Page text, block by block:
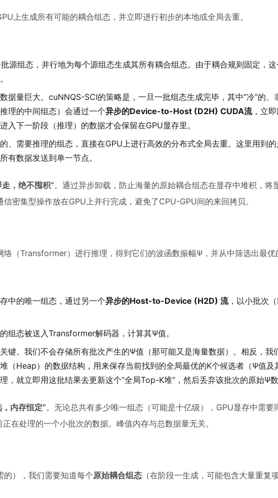
上生成所有可能的耦合组态，并立即进行初步的本地或全局去重。
批源组态，并行地为每个源组态生成其所有耦合组态。由于耦合规则固定，
据量巨大。cuNNQS-SCI的策略是，一旦一批组态生成完毕，其中“冷”的、
理的中间组态）会通过一个异步的Device-to-Host (D2H) CUDA流，立
入下一阶段（推理）的数据才会保留在GPU显存里。
、需要推理的组态，直接在GPU上进行高效的分布式全局去重。这里用到
有数据发送到单一节点。
走，绝不囤积”。通过异步卸载，防止海量的原始耦合组态在显存中堆积，将
密集型操作放在GPU上并行完成，避免了CPU-GPU间的来回拷贝。
（Transformer）进行推理，得到它们的波函数振幅Ψ，并从中筛选出最优
中的唯一组态，通过另一个异步的Host-to-Device (H2D) 流，以小批次
组态被送入Transformer解码器，计算其Ψ值。
键。我们不会存储所有批次产生的Ψ值（那可能又是海量数据）。相反，我
（Heap）的数据结构，用来保存当前找到的全局最优的K个候选者（Ψ值及
，就立即用这批结果去更新这个“全局Top-K堆”，然后丢弃该批次的原始Ψ数
内存恒定”。无论总共有多少唯一组态（可能是十亿级），GPU显存中需
在处理的一个小批次的数据。峰值内存与总数据量无关。
的），我们需要知道每个原始耦合组态 （在阶段一生成，可能包含大量重复